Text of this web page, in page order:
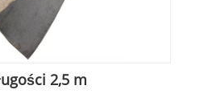
2,5 m